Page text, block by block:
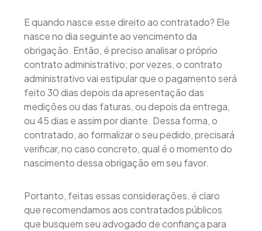
E quando nasce esse direito ao contratado? Ele
nasce no dia seguinte ao vencimento da
obrigação. Então, é preciso analisar o próprio
contrato administrativo; por vezes, o contrato
administrativo vai estipular que o pagamento será
feito 30 dias depois da apresentação das
medições ou das faturas, ou depois da entrega,
ou 45 dias e assim por diante. Dessa forma, o
contratado, ao formalizar o seu pedido, precisará
verificar, no caso concreto, qual é o momento do
nascimento dessa obrigação em seu favor.
Portanto, feitas essas considerações, é claro
que recomendamos aos contratados públicos
que busquem seu advogado de confiança para